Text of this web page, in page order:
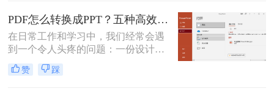
它“只读”的特性也使其内容难以直接
编辑和复用。此时，将PDF转换为可
编辑的PPT就成了一个刚性需求。
PDF怎么转换成PPT？五种高效方法，适用不同场景全解析！
在日常工作和学习中，我们经常会遇
到一个令人头疼的问题：一份设计精
美、内容详实的PDF文档，需要被转
换为可编辑、可演示的
赞 踩